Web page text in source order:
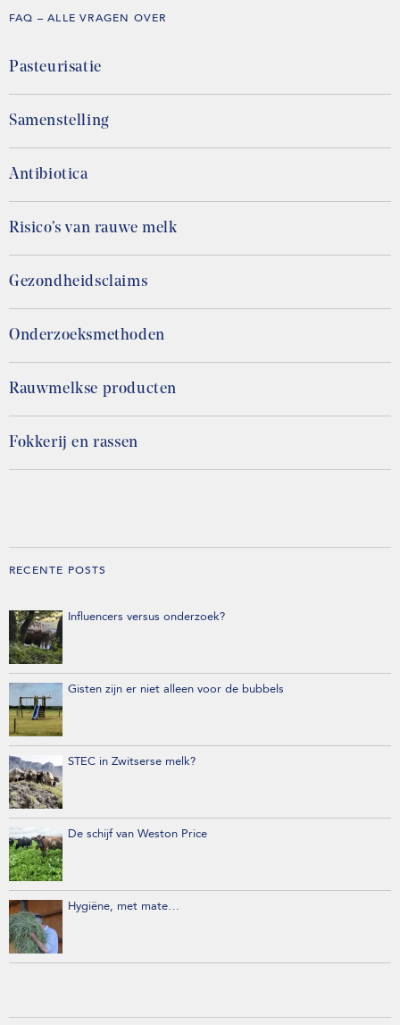
FAQ – ALLE VRAGEN OVER
Pasteurisatie
Samenstelling
Antibiotica
Risico’s van rauwe melk
Gezondheidsclaims
Onderzoeksmethoden
Rauwmelkse producten
Fokkerij en rassen
RECENTE POSTS
Influencers versus onderzoek?
Gisten zijn er niet alleen voor de bubbels
STEC in Zwitserse melk?
De schijf van Weston Price
Hygiëne, met mate…